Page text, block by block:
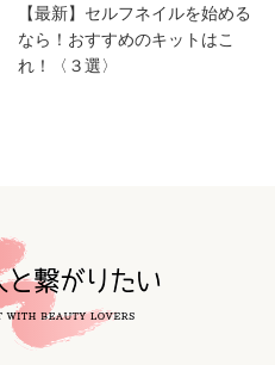
【最新】セルフネイルを始める
なら！おすすめのキットはこ
れ！〈３選〉